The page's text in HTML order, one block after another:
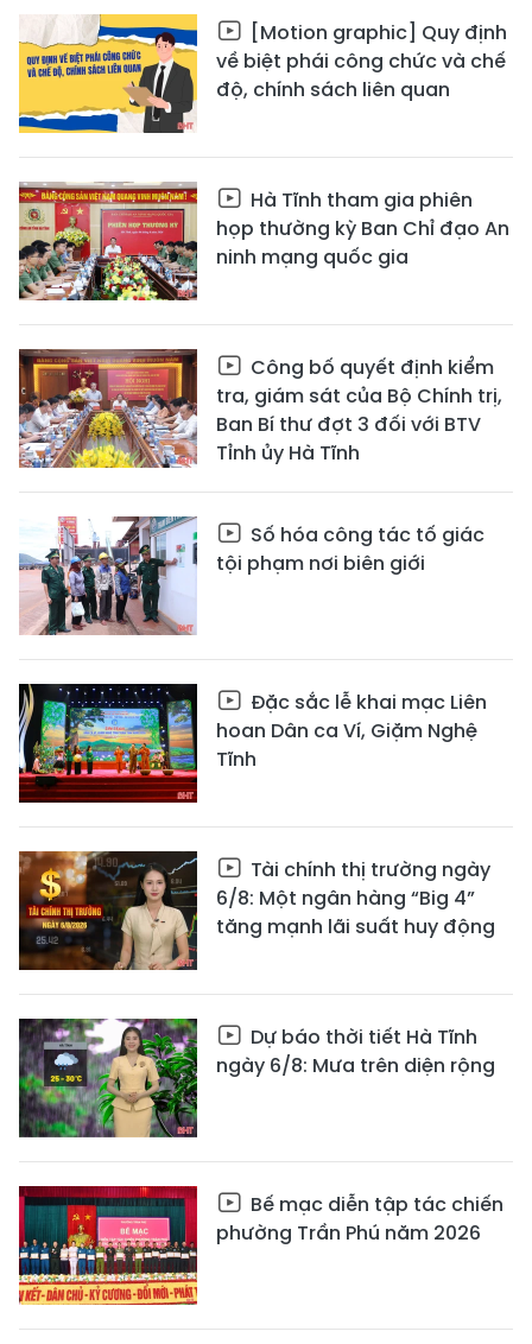
[Motion graphic] Quy định
về biệt phái công chức và chế
độ, chính sách liên quan
Hà Tĩnh tham gia phiên
họp thường kỳ Ban Chỉ đạo An
ninh mạng quốc gia
Công bố quyết định kiểm
tra, giám sát của Bộ Chính trị,
Ban Bí thư đợt 3 đối với BTV
Tỉnh ủy Hà Tĩnh
Số hóa công tác tố giác
tội phạm nơi biên giới
Đặc sắc lễ khai mạc Liên
hoan Dân ca Ví, Giặm Nghệ
Tĩnh
Tài chính thị trường ngày
6/8: Một ngân hàng “Big 4”
tăng mạnh lãi suất huy động
Dự báo thời tiết Hà Tĩnh
ngày 6/8: Mưa trên diện rộng
Bế mạc diễn tập tác chiến
phường Trần Phú năm 2026